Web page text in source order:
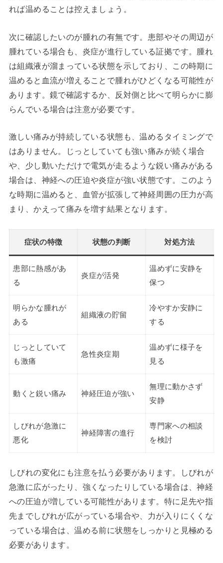
れば温めることは控えましょう。
次に確認したいのが腫れの有無です。患部やその周辺が
腫れている場合も、炎症が進行している証拠です。腫れ
は組織液が溜まっている状態を示しており、この時期に
温めると血流が増えることで腫れがひどくなる可能性が
あります。鏡で確認するか、反対側と比べて明らかに膨
らんでいる場合は注意が必要です。
激しい痛みが持続している状態も、温めるタイミングで
はありません。じっとしていても強い痛みが続く場合
や、少し動いただけで電気が走るような鋭い痛みがある
場合は、神経への圧迫や炎症が強い状態です。このよう
な時期に温めると、血管が拡張して神経周囲の圧力が高
まり、かえって痛みを増す結果となります。
症状の特徴 状態の判断 対処方法
患部に熱感があ
る
炎症が活発
温めずに安静を
保つ
明らかな腫れが
ある
組織液の貯留
冷やすか安静に
する
じっとしていて
も激痛
急性炎症期
温めずに様子を
見る
動くと鋭い痛み 神経圧迫が強い
無理に動かさず
安静
しびれが急激に
悪化
神経障害の進行
専門家への相談
を検討
しびれの変化にも注意を払う必要があります。しびれが
急激に広がったり、強くなったりしている場合は、神経
への圧迫が増している可能性があります。特に足先や指
先までしびれが広がっている場合や、力が入りにくくな
っている場合は、温める前に状態をしっかりと見極める
必要があります。